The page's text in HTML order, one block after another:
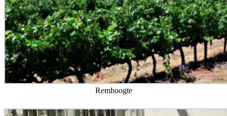
Remhoogte